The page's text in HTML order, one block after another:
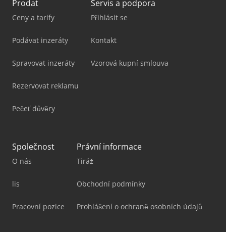
Prodat
Ceny a tarify
Podávat inzeráty
Spravovat inzeráty
Rezervovat reklamu
Pečeť důvěry
Servis a podpora
Přihlásit se
Kontakt
Vzorová kupní smlouva
Společnost
O nás
lis
Pracovní pozice
Právní informace
Tiráž
Obchodní podmínky
Prohlášení o ochraně osobních údajů